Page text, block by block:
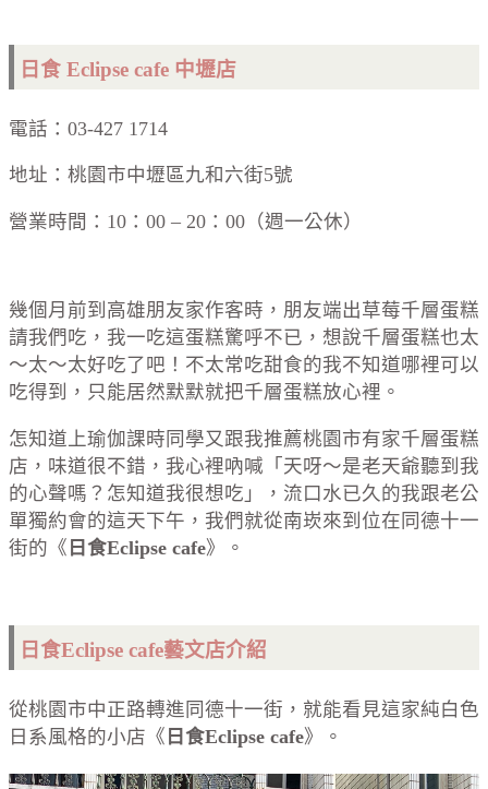
日食 Eclipse cafe 中壢店
電話：03-427 1714
地址：桃園市中壢區九和六街5號
營業時間：10：00 – 20：00（週一公休）
幾個月前到高雄朋友家作客時，朋友端出草莓千層蛋糕
請我們吃，我一吃這蛋糕驚呼不已，想說千層蛋糕也太
～太～太好吃了吧！不太常吃甜食的我不知道哪裡可以
吃得到，只能居然默默就把千層蛋糕放心裡。
怎知道上瑜伽課時同學又跟我推薦桃園市有家千層蛋糕
店，味道很不錯，我心裡吶喊「天呀～是老天爺聽到我
的心聲嗎？怎知道我很想吃」，流口水已久的我跟老公
單獨約會的這天下午，我們就從南崁來到位在同德十一
街的《 日食Eclipse cafe》。
日食Eclipse cafe藝文店介紹
從桃園市中正路轉進同德十一街，就能看見這家純白色
日系風格的小店《 日食Eclipse cafe》。